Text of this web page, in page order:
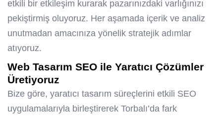
etkili bir etkileşim kurarak pazarınızdaki varlığınızı
pekiştirmiş oluyoruz. Her aşamada içerik ve analiz
unutmadan amacınıza yönelik stratejik adımlar
atıyoruz.
Web Tasarım SEO ile Yaratıcı Çözümler
Üretiyoruz
Bize göre, yaratıcı tasarım süreçlerini etkili SEO
uygulamalarıyla birleştirerek Torbalı’da fark